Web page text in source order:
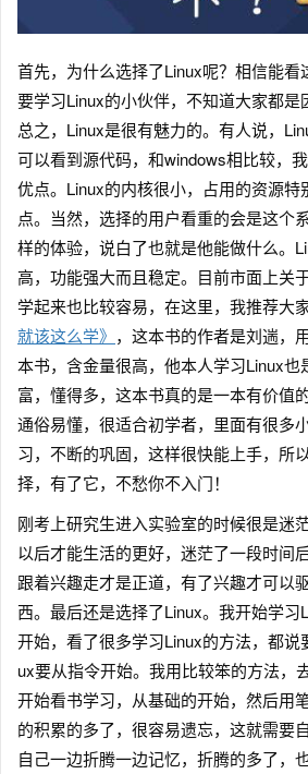
首先，为什么选择了Linux呢？相信能看
要学习Linux的小伙伴，不知道大家都是
总之，Linux是很有魅力的。有人说，
可以看到源代码，和windows相比较，
优点。Linux的内核很小，占用的资源特
点。当然，选择的用户看重的会是这个
样的体验，说白了也就是他能做什么。
高，功能强大而且稳定。目前市面上关
学起来也比较容易，在这里，我推荐大
就该这么学》 ，这本书的作者是刘遄，
本书，含金量很高，他本人学习Linux也
富，懂得多，这本书真的是一本有价值
通俗易懂，很适合初学者，里面有很多
习，不断的巩固，这样很快能上手，所
择，有了它，不愁你不入门！
刚考上研究生进入实验室的时候很是迷
以后才能生活的更好，迷茫了一段时间
跟着兴趣走才是正道，有了兴趣才可以
西。最后还是选择了Linux。我开始学习
开始，看了很多学习Linux的方法，都说
ux要从指令开始。我用比较笨的方法，
开始看书学习，从基础的开始，然后用
的积累的多了，很容易遗忘，这就需要
自己一边折腾一边记忆，折腾的多了，